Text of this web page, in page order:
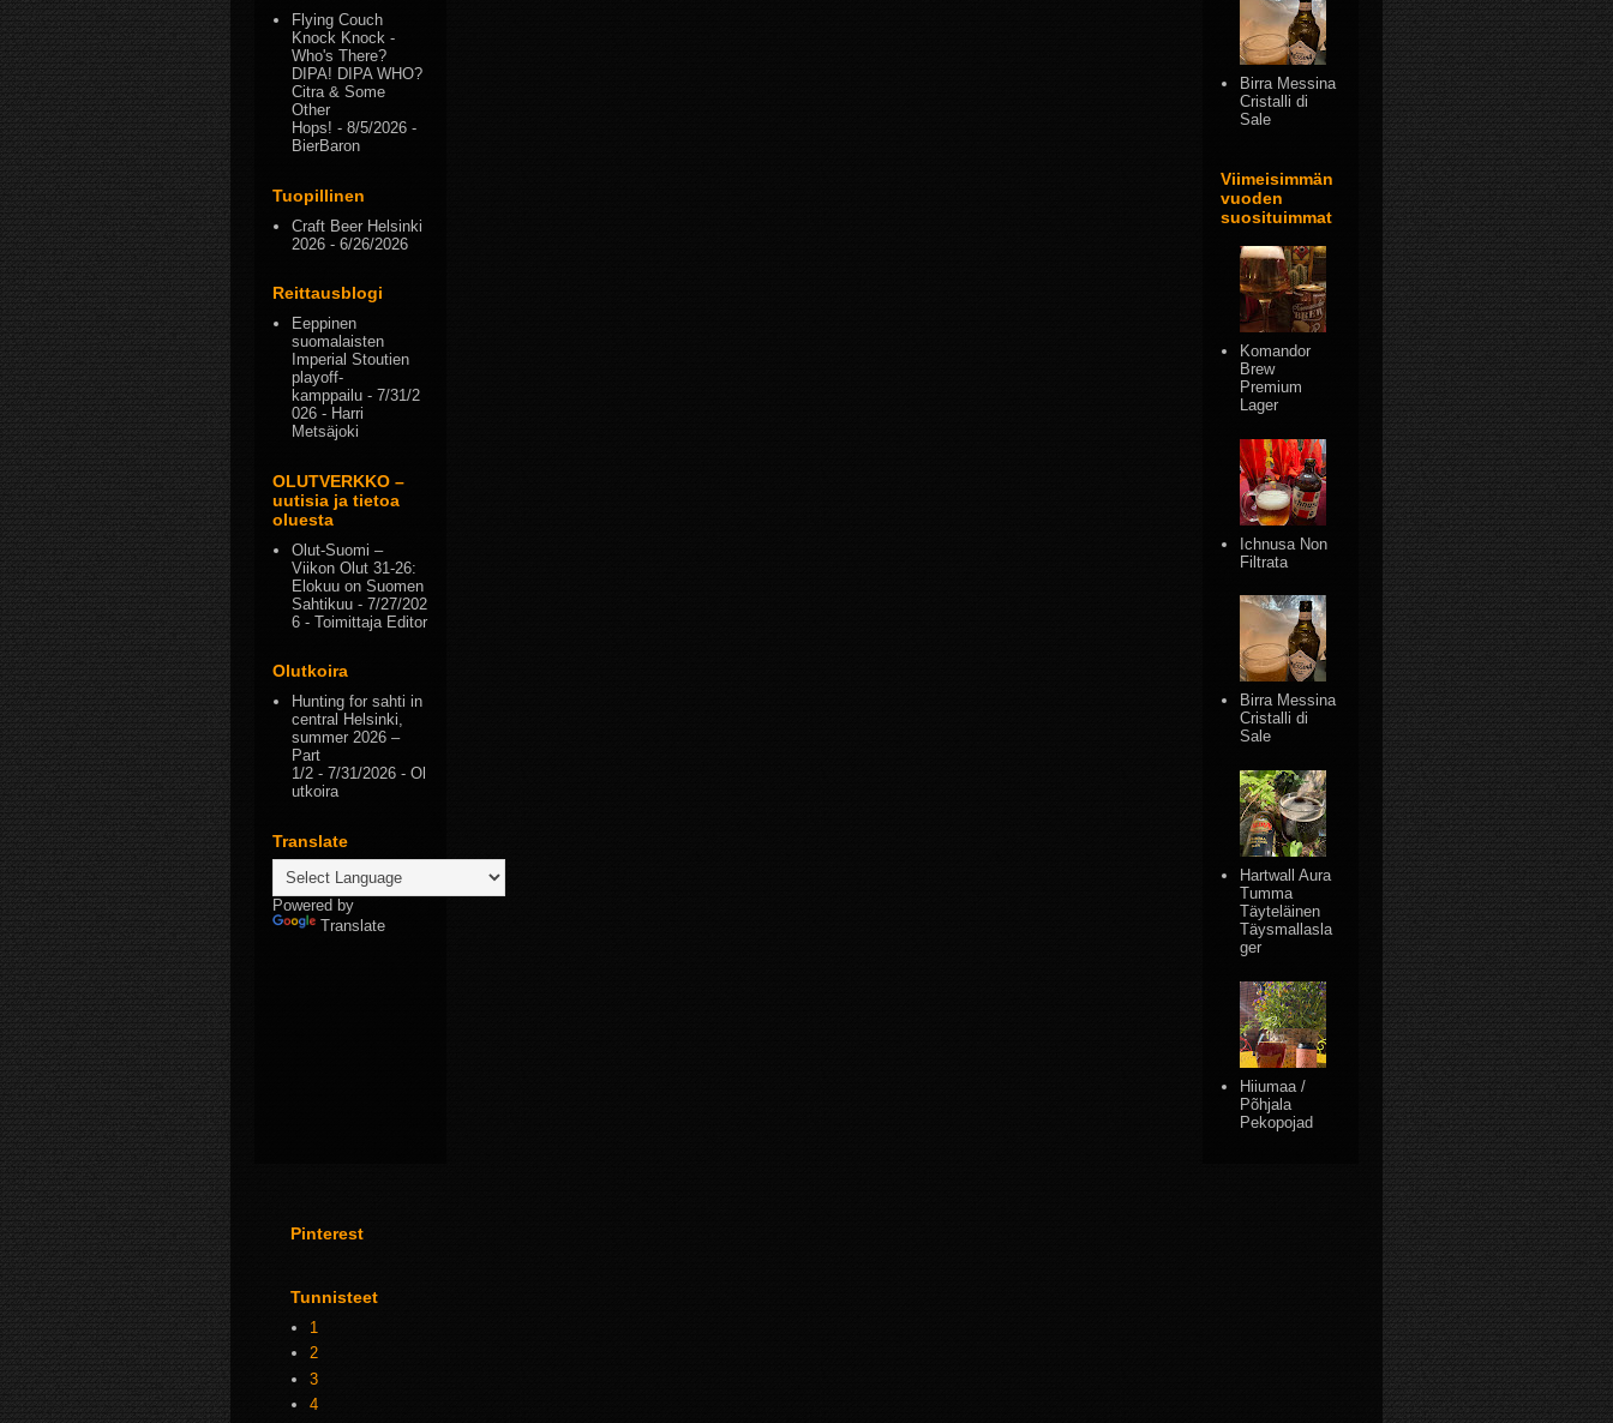
Flying Couch
Knock Knock -
Who's There?
DIPA! DIPA WHO?
Citra & Some
Other
Hops! - 8/5/2026 -
BierBaron
Tuopillinen
Craft Beer Helsinki
2026 - 6/26/2026
Reittausblogi
Eeppinen
suomalaisten
Imperial Stoutien
playoff-
kamppailu - 7/31/2
026 - Harri
Metsäjoki
OLUTVERKKO –
uutisia ja tietoa
oluesta
Olut-Suomi –
Viikon Olut 31-26:
Elokuu on Suomen
Sahtikuu - 7/27/202
6 - Toimittaja Editor
Olutkoira
Hunting for sahti in
central Helsinki,
summer 2026 –
Part
1/2 - 7/31/2026 - Ol
utkoira
Translate
Powered by
Translate
Birra Messina
Cristalli di
Sale
Viimeisimmän
vuoden
suosituimmat
Komandor
Brew
Premium
Lager
Ichnusa Non
Filtrata
Birra Messina
Cristalli di
Sale
Hartwall Aura
Tumma
Täyteläinen
Täysmallasla
ger
Hiiumaa /
Põhjala
Pekopojad
Pinterest
Tunnisteet
1
2
3
4